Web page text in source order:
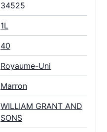
34525
1L
40
Royaume-Uni
Marron
WILLIAM GRANT AND
SONS